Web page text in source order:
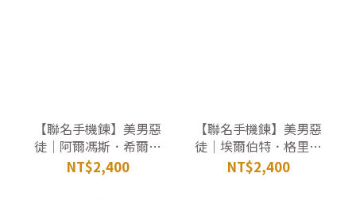
【聯名手機鍊】美男惡
徒｜阿爾馮斯．希爾瓦
提卡
NT$2,400
【聯名手機鍊】美男惡
徒｜埃爾伯特．格里提
亞
NT$2,400